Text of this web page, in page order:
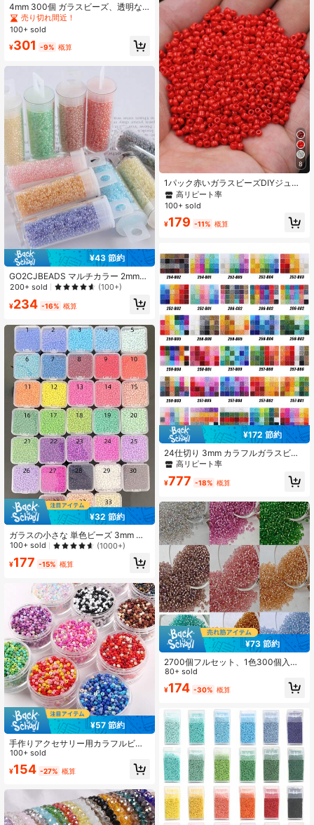
4mm 300個 ガラスビーズ、透明な
水滴型シードビーズ ジュエリー作り
用、15色 クリスタルビーズ DIYピア
ス ネックレス ブレスレット ミニス
ペーサービーズ ルーズビーズ クラフ
ト 小さなビーズ ポニービーズ ジュ
エリー作り用バルク
売り切れ間近！
100+ sold
¥301 -9% 概算
¥43 節約
GO2CJBEADS マルチカラー 2mm
シルバーライン ラウンド ロカイユ
ガラスビーズ 10g ブレスレットDIY
用
200+ sold (100+)
¥234 -16% 概算
¥32 節約
ガラスの小さな 単色ビーズ 3mm 約
800個入り マルチカラー ベーキング
ト ネックレス ピアス アクセサリー 1
100+ sold (1000+)
¥177 -15% 概算
¥57 節約
手作りアクセサリー用カラフルビー
ズ 1000個 3mm
100+ sold
¥154 -27% 概算
8
1パック赤いガラスビーズDIYジュエ
リーアクセサリー
高リピート率
100+ sold
¥179 -11% 概算
¥172 節約
24仕切り 3mm カラフルガラスビー
ズ、ハンドメイドジュエリー作り、
セサリー、ハロウィン、クリスマ
ト、卸売大量商品[12000個/箱]
高リピート率
¥777 -18% 概算
¥73 節約
2700個フルセット、1色300個入
り、3mm、9色のエナメルシルバー
ライン入りラウンドガラスビーズ、
鮮やかな色合いのチャーム、ハンド
プ、クラウン、友人へのギフトに適
しています
80+ sold
¥174 -30% 概算